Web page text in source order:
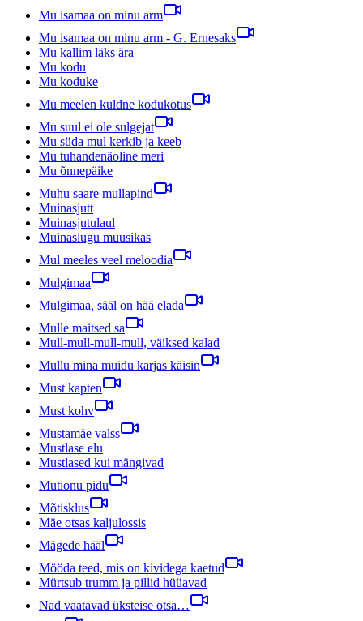
Mu isamaa on minu arm
Mu isamaa on minu arm - G. Ernesaks
Mu kallim läks ära
Mu kodu
Mu koduke
Mu meelen kuldne kodukotus
Mu suul ei ole sulgejat
Mu süda mul kerkib ja keeb
Mu tuhandenäoline meri
Mu õnnepäike
Muhu saare mullapind
Muinasjutt
Muinasjutulaul
Muinaslugu muusikas
Mul meeles veel meloodia
Mulgimaa
Mulgimaa, sääl on hää elada
Mulle maitsed sa
Mull-mull-mull-mull, väiksed kalad
Mullu mina muidu karjas käisin
Must kapten
Must kohv
Mustamäe valss
Mustlase elu
Mustlased kui mängivad
Mutionu pidu
Mõtisklus
Mäe otsas kaljulossis
Mägede hääl
Mööda teed, mis on kividega kaetud
Mürtsub trumm ja pillid hüüavad
Nad vaatavad üksteise otsa…